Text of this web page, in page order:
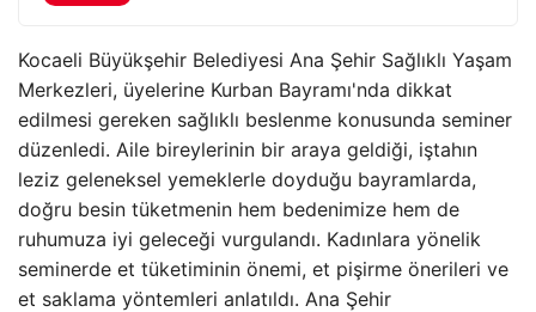
Kocaeli Büyükşehir Belediyesi Ana Şehir Sağlıklı Yaşam
Merkezleri, üyelerine Kurban Bayramı'nda dikkat
edilmesi gereken sağlıklı beslenme konusunda seminer
düzenledi. Aile bireylerinin bir araya geldiği, iştahın
leziz geleneksel yemeklerle doyduğu bayramlarda,
doğru besin tüketmenin hem bedenimize hem de
ruhumuza iyi geleceği vurgulandı. Kadınlara yönelik
seminerde et tüketiminin önemi, et pişirme önerileri ve
et saklama yöntemleri anlatıldı. Ana Şehir